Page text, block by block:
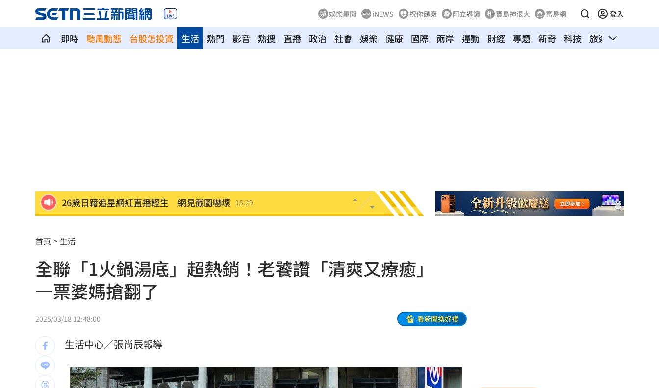
娛樂星聞 iNEWS 祝你健康 阿立導讀 寶島神很大 富房網 登入
即時 颱風動態 台股怎投資 熱門 影音 熱搜 直播 政治 社會 娛樂
生活 健康 國際 兩岸 運動 財經 專題 新奇 科技 旅遊 汽車
26歲日籍追星網紅直播輕生 網見截圖嚇壞
台南男肇逃硬開撞爛 600萬保時捷慘況曝
穿薄紗內衣…趴車謎樣晃動嚇人！身份曝光
網紅香菱自爆痛失2千萬 過程謝震武傻眼 15:23
精神科名醫驚爆性侵！逼男病患跪地硬上
鬼門快開了！民俗專家曝「護身符別亂請」 15:17
首頁 生活
全聯「1火鍋湯底」超熱銷！老饕讚「清爽又療癒」
一票婆媽搶翻了
2025/03/18 12:48:00 看新聞換好禮
生活中心／張尚辰報導